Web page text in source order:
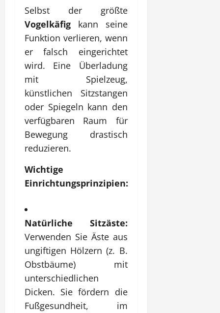
Selbst der größte
Vogelkäfig kann seine
Funktion verlieren, wenn
er falsch eingerichtet
wird. Eine Überladung
mit Spielzeug,
künstlichen Sitzstangen
oder Spiegeln kann den
verfügbaren Raum für
Bewegung drastisch
reduzieren.
Wichtige
Einrichtungsprinzipien:
Natürliche Sitzäste:
Verwenden Sie Äste aus
ungiftigen Hölzern (z. B.
Obstbäume) mit
unterschiedlichen
Dicken. Sie fördern die
Fußgesundheit, im